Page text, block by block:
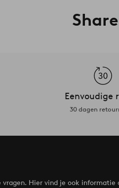
Eenvoudige
30 dagen
vragen. Hier vind je ook informatie